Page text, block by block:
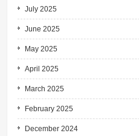
July 2025
June 2025
May 2025
April 2025
March 2025
February 2025
December 2024